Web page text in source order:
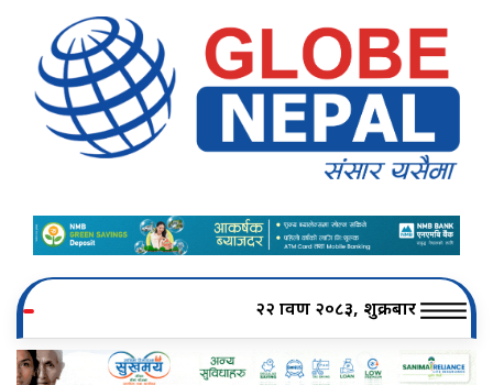
२२ श्रावण २०८३, शुक्रबार